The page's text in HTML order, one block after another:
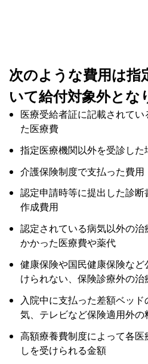
次のような費用は指
いて給付対象外とな
医療受給者証に記載されて
た医療費
指定医療機関以外を受診した
介護保険制度で支払った費用
認定申請時等に提出した診
作成費用
認定されている病気以外の
かかった医療費や薬代
健康保険や国民健康保険な
けられない、保険診療外の治
入院中に支払った差額ベッ
気、テレビなど保険適用外の
高額療養費制度によって各
しを受けられる金額